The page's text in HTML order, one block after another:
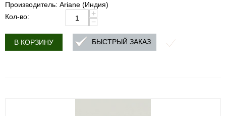
Производитель: Ariane (Индия)
Кол-во:
+
−
В КОРЗИНУ БЫСТРЫЙ ЗАКАЗ